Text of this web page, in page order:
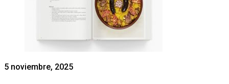
5 noviembre, 2025